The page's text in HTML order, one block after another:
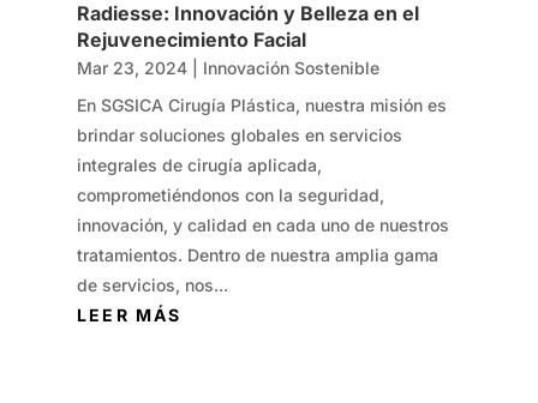
Radiesse: Innovación y Belleza en el
Rejuvenecimiento Facial
Mar 23, 2024| Innovación Sostenible
En SGSICA Cirugía Plástica, nuestra misión es
brindar soluciones globales en servicios
integrales de cirugía aplicada,
comprometiéndonos con la seguridad,
innovación, y calidad en cada uno de nuestros
tratamientos. Dentro de nuestra amplia gama
de servicios, nos...
LEER MÁS